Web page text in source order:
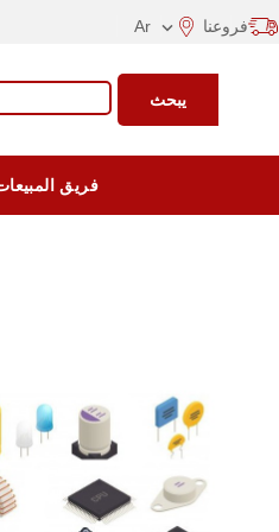
Ar  فروعنا
يبحث
فريق